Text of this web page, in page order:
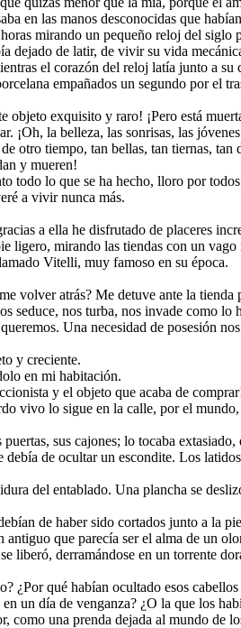
en las manos desconocidas que
mirando un pequeño reloj del
de latir, de vivir su vida
el corazón del reloj latía junto a
empañados un segundo por el
exquisito y raro! ¡Pero está
¡Oh, la belleza, las sonrisas, las
otro tiempo, tan bellas, tan tiernas,
y mueren!
todo lo que se ha hecho, lloro por
a vivir nunca más.
a ella he disfrutado de placeres
ligero, mirando las tiendas con un
Vitelli, muy famoso en su época.
volver atrás? Me detuve ante la
seduce, nos turba, nos invade como
Una necesidad de posesión
y creciente.
en mi habitación.
y el objeto que acaba de
vivo lo sigue en la calle, por el
sus cajones; lo tocaba
de ocultar un escondite. Los
del entablado. Una plancha se
de haber sido cortados junto a la
que parecía ser el alma de un
liberó, derramándose en un torrente
¿Por qué habían ocultado esos
un día de venganza? ¿O la que los
como una prenda dejada al mundo